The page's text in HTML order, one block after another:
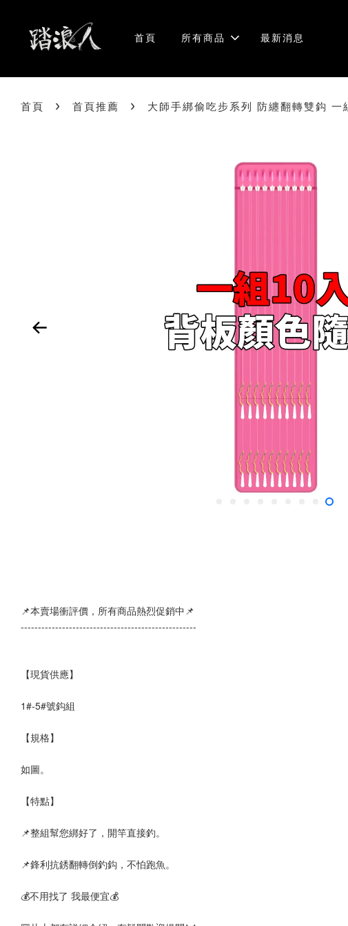
首頁 所有商品 最新消息
首頁 › 首頁推薦 › 大師手綁偷吃步系列 防纏翻轉雙鈎
📌本賣場衝評價，所有商品熱烈促銷中📌
---------------------------------------------------
【現貨供應】
1#-5#號鈎組
【規格】
如圖。
【特點】
📌整組幫您綁好了，開竿直接釣。
📌鋒利抗銹翻轉倒釣鈎，不怕跑魚。
💰不用找了 我最便宜💰